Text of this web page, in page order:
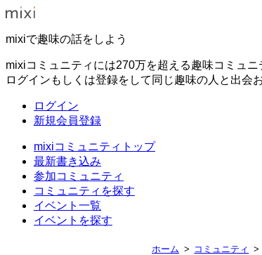
mixiで趣味の話をしよう
mixiコミュニティには270万を超える趣味コミュニ
ログインもしくは登録をして同じ趣味の人と出会
ログイン
新規会員登録
mixiコミュニティトップ
最新書き込み
参加コミュニティ
コミュニティを探す
イベント一覧
イベントを探す
ホーム コミュニティ